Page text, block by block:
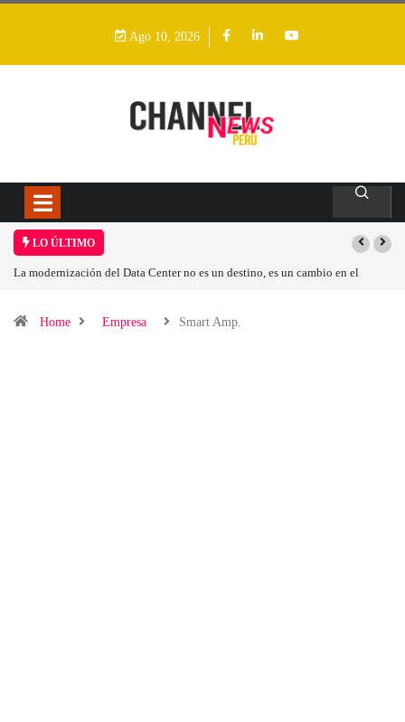
Ago 10, 2026
LO ÚLTIMO
La modernización del Data Center no es un destino, es un cambio en el
Home
Empresa Smart Amp.